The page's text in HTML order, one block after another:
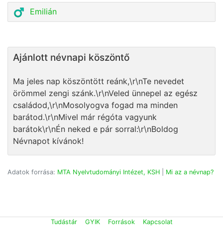
Emilián
Ajánlott névnapi köszöntő
Ma jeles nap köszöntött reánk,\r\nTe nevedet
örömmel zengi szánk.\r\nVeled ünnepel az egész
családod,\r\nMosolyogva fogad ma minden
barátod.\r\nMivel már régóta vagyunk
barátok\r\nÉn neked e pár sorral:\r\nBoldog
Névnapot kívánok!
Adatok forrása: MTA Nyelvtudományi Intézet, KSH Mi az a névnap?
Tudástár GYIK Források Kapcsolat